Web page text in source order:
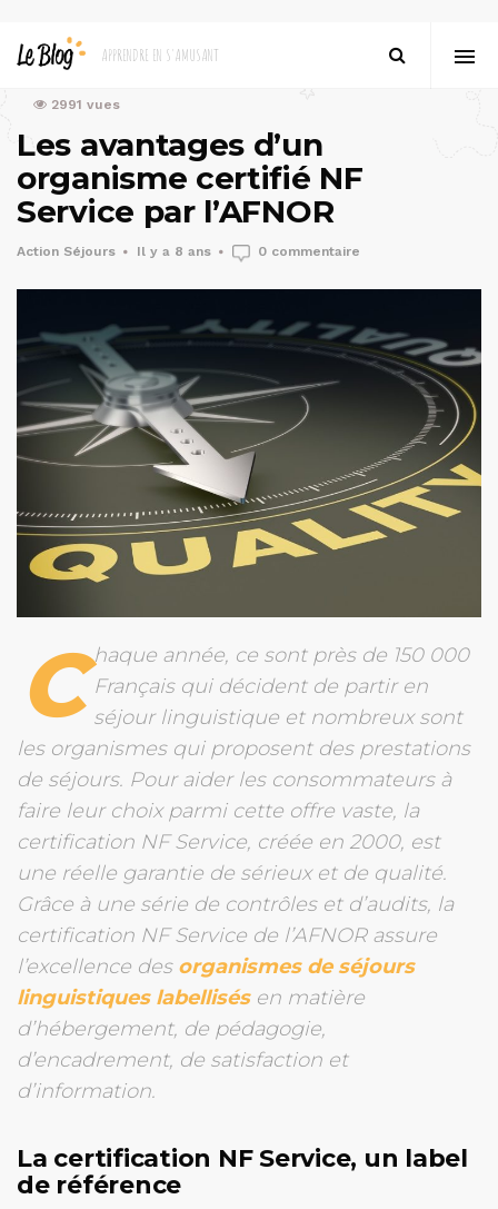
2991 vues
Les avantages d’un
organisme certifié NF
Service par l’AFNOR
Action Séjours Il y a 8 ans 0 commentaire
C haque année, ce sont près de 150 000
Français qui décident de partir en
séjour linguistique et nombreux sont
les organismes qui proposent des prestations
de séjours. Pour aider les consommateurs à
faire leur choix parmi cette offre vaste, la
certification NF Service, créée en 2000, est
une réelle garantie de sérieux et de qualité.
Grâce à une série de contrôles et d’audits, la
certification NF Service de l’AFNOR assure
l’excellence des organismes de séjours
linguistiques labellisés en matière
d’hébergement, de pédagogie,
d’encadrement, de satisfaction et
d’information.
La certification NF Service, un label
de référence